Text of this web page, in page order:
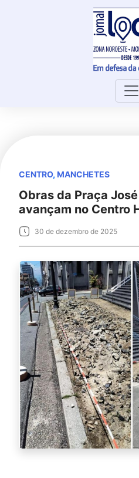
CENTRO, MANCHETES
Obras da Praça
avançam no Centro
30 de dezembro de 2025